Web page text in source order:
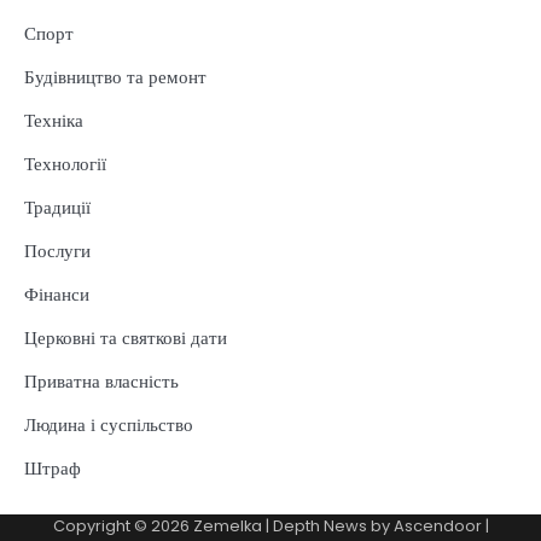
Спорт
Будівництво та ремонт
Техніка
Технології
Традиції
Послуги
Фінанси
Церковні та святкові дати
Приватна власність
Людина і суспільство
Штраф
Copyright © 2026 Zemelka | Depth News byAscendoor|